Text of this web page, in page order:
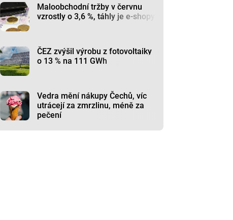
Maloobchodní tržby v červnu
vzrostly o 3,6 %, táhly je e-shopy
ČEZ zvýšil výrobu z fotovoltaiky
o 13 % na 111 GWh
Vedra mění nákupy Čechů, víc
utrácejí za zmrzlinu, méně za
pečení